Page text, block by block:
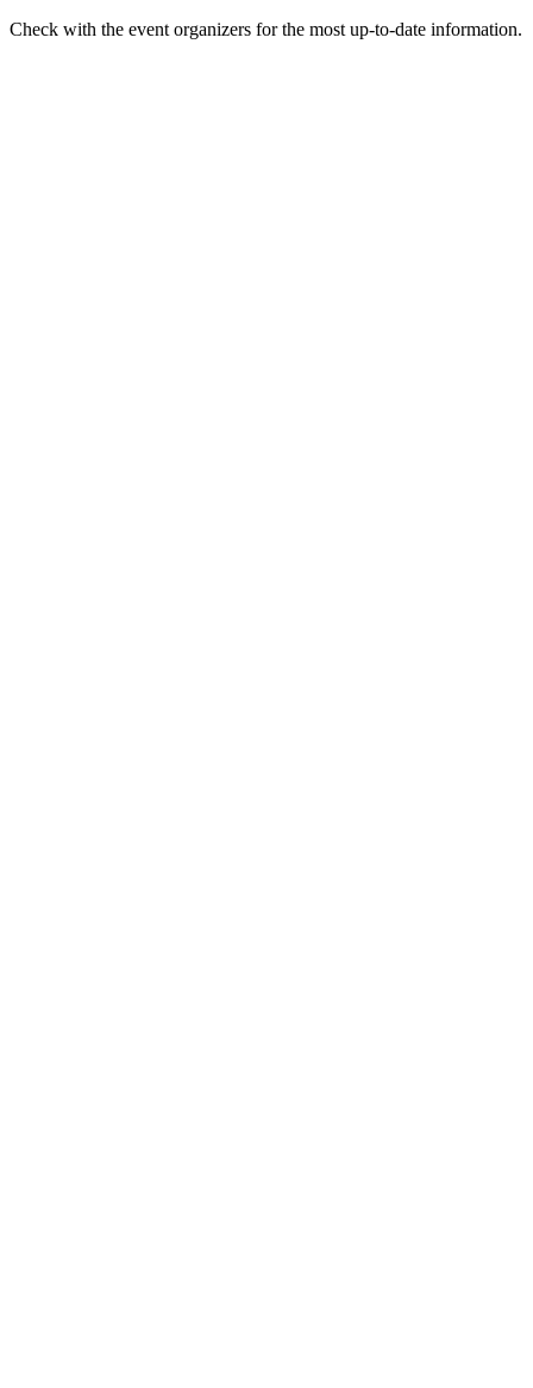
Check with the event organizers for the most up-to-date information.